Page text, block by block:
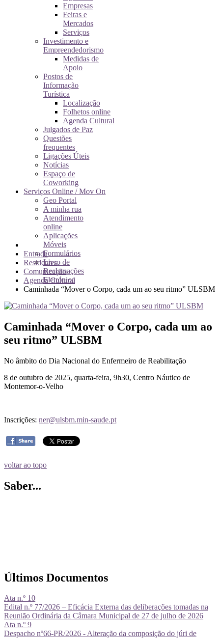
Empresas
Feiras e
Mercados
Serviços
Investimento e
Empreendedorismo
Medidas de
Apoio
Postos de
Informação
Turística
Localização
Folhetos online
Agenda Cultural
Julgados de Paz
Questões
frequentes
Ligações Úteis
Notícias
Espaço de
Coworking
Serviços Online / Mov On
Geo Portal
A minha rua
Atendimento
online
Aplicações
Móveis
Formulários
Livro de
Reclamações
Eletrónico
Entrada
Residentes
Comunicação
Agenda Cultural
Caminhada “Mover o Corpo, cada um ao seu ritmo” ULSBM
Caminhada “Mover o Corpo, cada um ao
seu ritmo” ULSBM
No âmbito do Dia Nacional do Enfermeiro de Reabilitação
8 de outubro de 2025, quarta-feira, 9h30, Centro Náutico de
Montemor-o-Velho
Inscrições: ner@ulsbm.min-saude.pt
voltar ao topo
Saber...
Últimos Documentos
Ata n.º 10
Edital n.º 77/2026 – Eficácia Externa das deliberações tomadas na
Reunião Ordinária da Câmara Municipal de 27 de julho de 2026
Ata n.º 9
Despacho nº66-PR/2026 - Alteração da composição do júri de